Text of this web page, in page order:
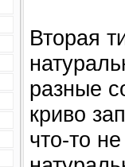
Вторая
разные
криво
что-то